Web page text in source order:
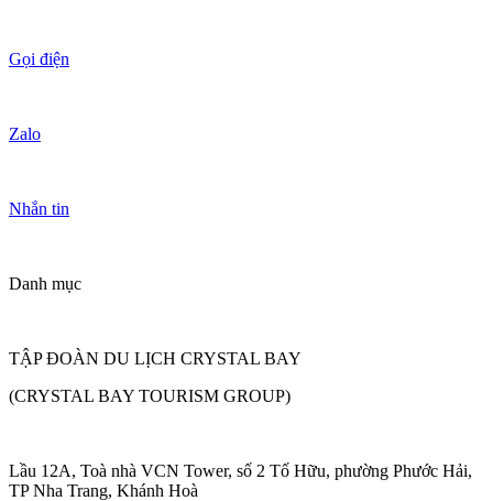
Gọi điện
Zalo
Nhắn tin
Danh mục
TẬP ĐOÀN DU LỊCH CRYSTAL BAY
(CRYSTAL BAY TOURISM GROUP)
Lầu 12A, Toà nhà VCN Tower, số 2 Tố Hữu, phường Phước Hải,
TP Nha Trang, Khánh Hoà